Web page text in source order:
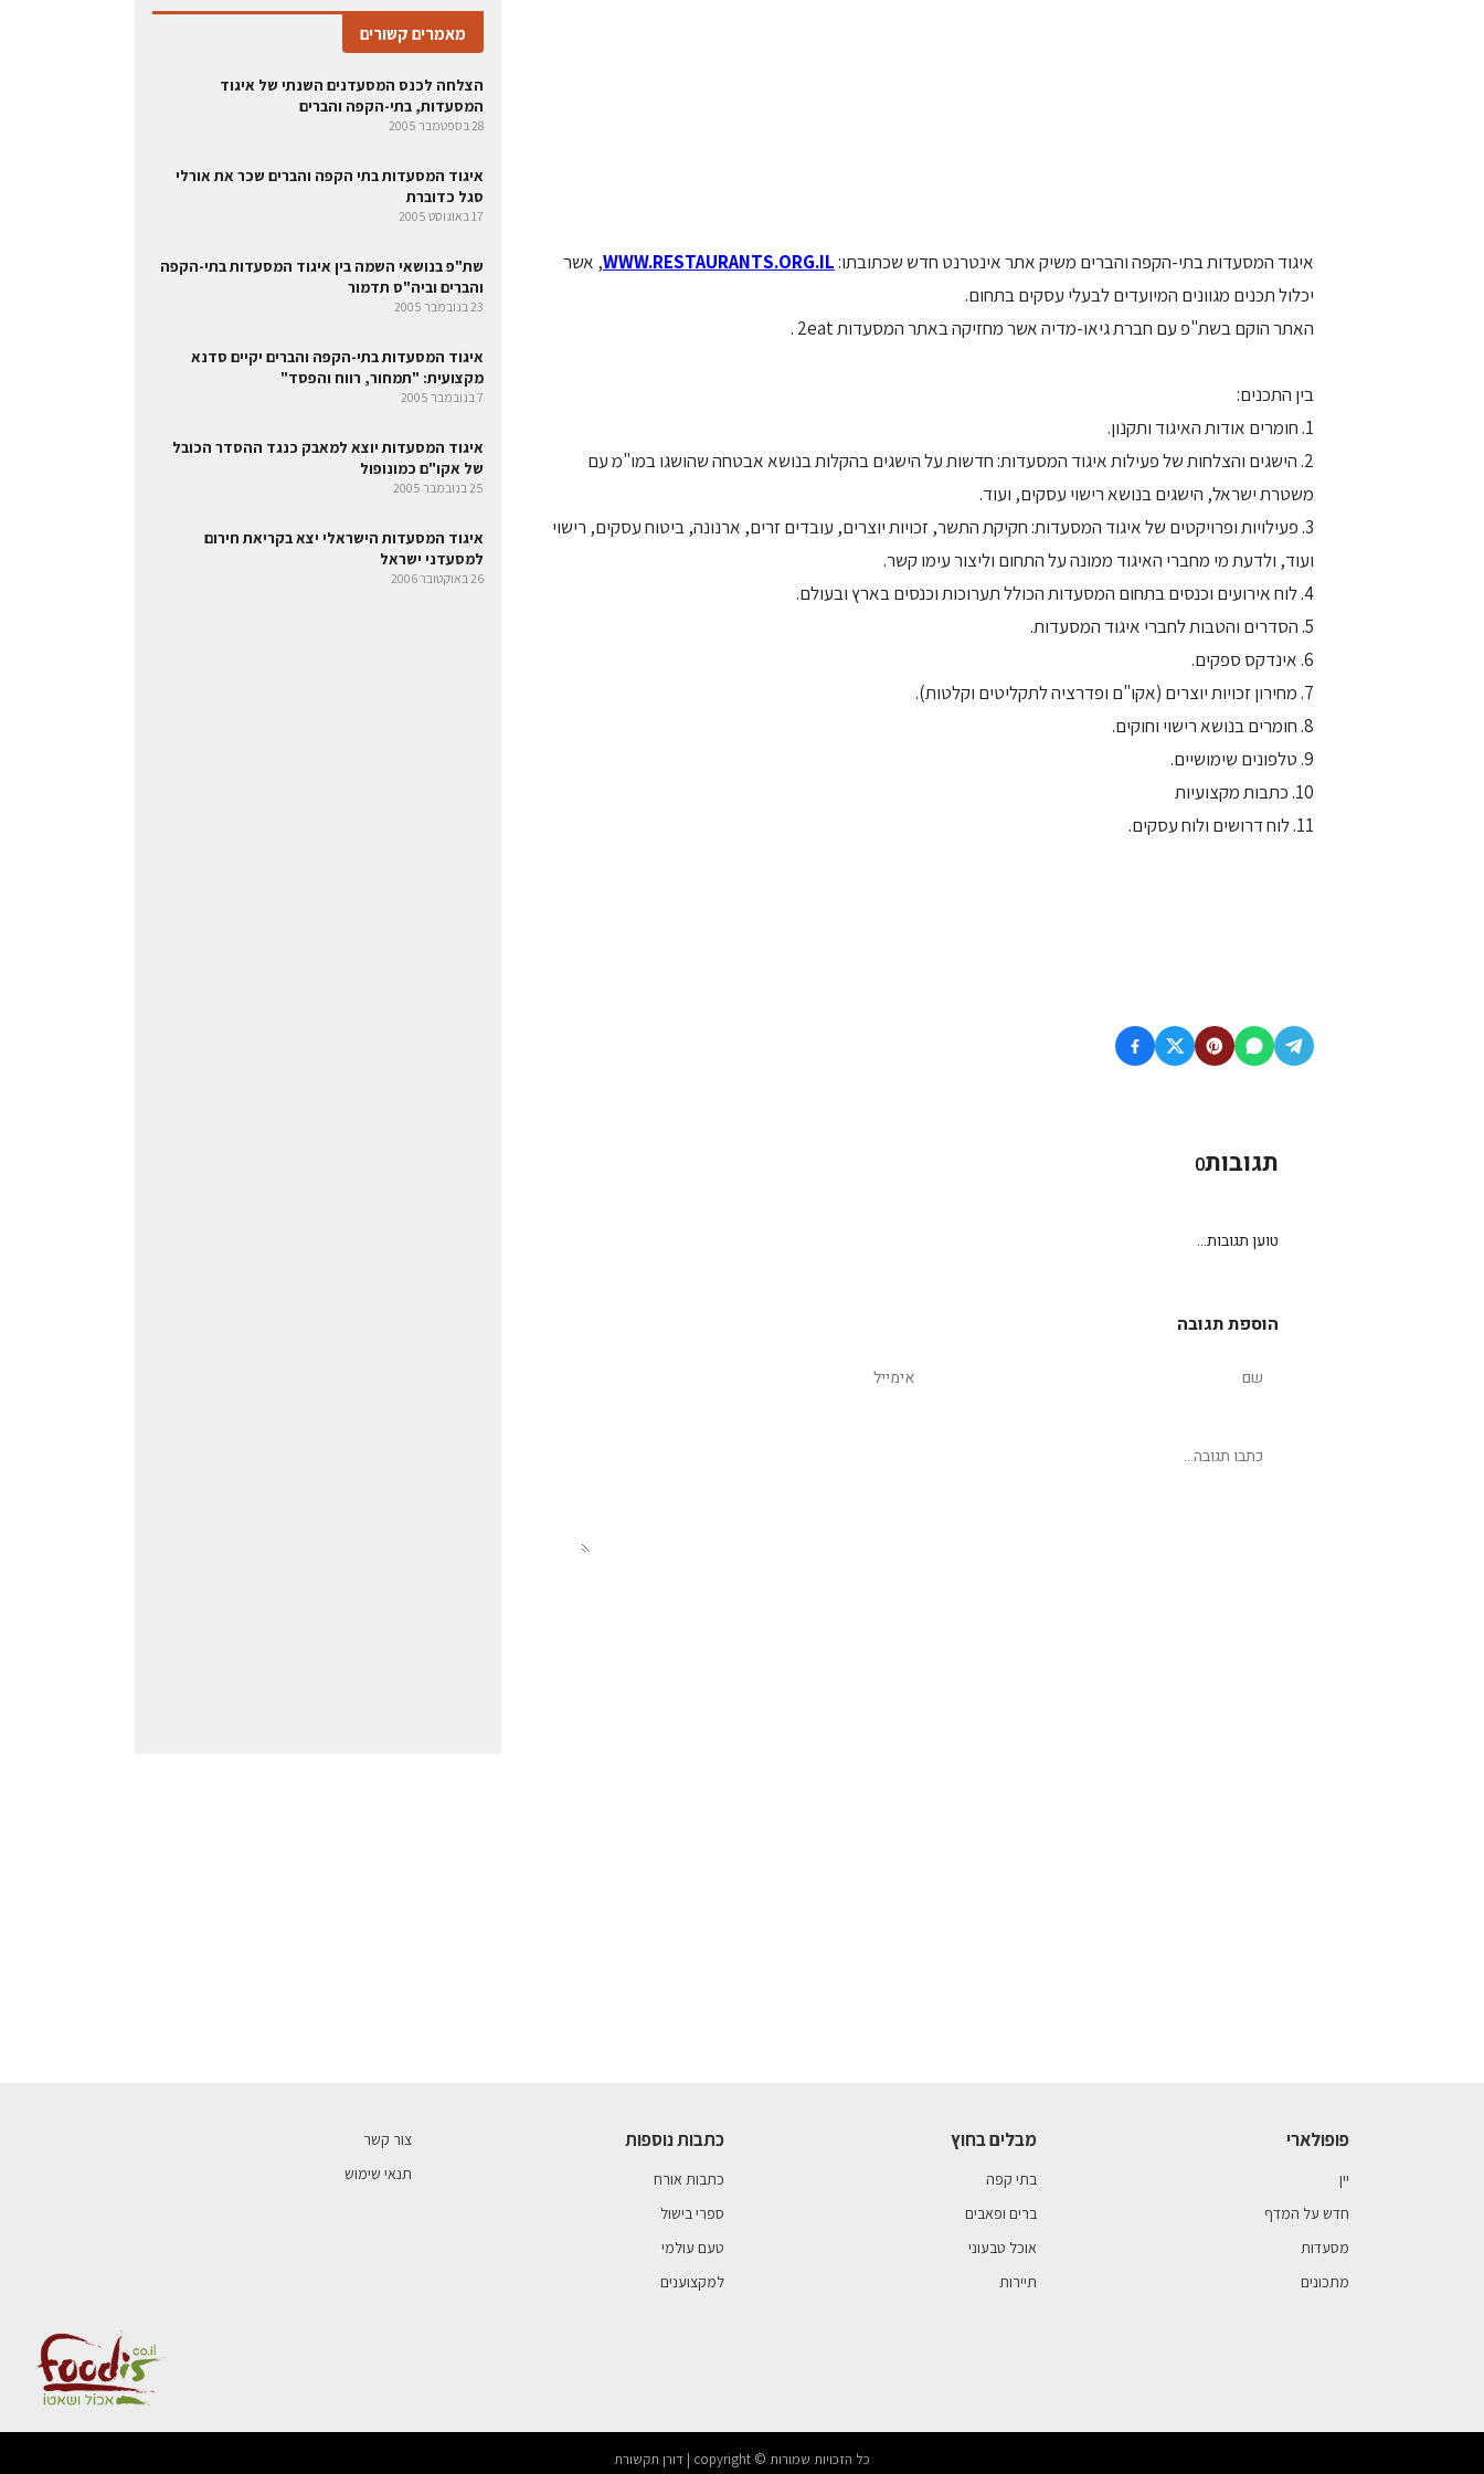
איגוד המסעדות בתי-הקפה והברים משיק אתר אינטרנט חדש שכתובתו:WWW.RESTAURANTS.ORG.IL, אשר
יכלול תכנים מגוונים המיועדים לבעלי עסקים בתחום.
האתר הוקם בשת"פ עם חברת גיאו-מדיה אשר מחזיקה באתר המסעדות 2eat .
בין התכנים:
1. חומרים אודות האיגוד ותקנון.
2. הישגים והצלחות של פעילות איגוד המסעדות: חדשות על הישגים בהקלות בנושא אבטחה שהושגו במו"מ עם
משטרת ישראל, הישגים בנושא רישוי עסקים, ועוד.
3. פעילויות ופרויקטים של איגוד המסעדות: חקיקת התשר, זכויות יוצרים, עובדים זרים, ארנונה, ביטוח עסקים, רישוי
ועוד, ולדעת מי מחברי האיגוד ממונה על התחום וליצור עימו קשר.
4. לוח אירועים וכנסים בתחום המסעדות הכולל תערוכות וכנסים בארץ ובעולם.
5. הסדרים והטבות לחברי איגוד המסעדות.
6. אינדקס ספקים.
7. מחירון זכויות יוצרים (אקו"ם ופדרציה לתקליטים וקלטות).
8. חומרים בנושא רישוי וחוקים.
9. טלפונים שימושיים.
10. כתבות מקצועיות
11. לוח דרושים ולוח עסקים.
תגובות0
טוען תגובות...
הוספת תגובה
מאמרים קשורים
הצלחה לכנס המסעדנים השנתי של איגוד
המסעדות, בתי-הקפה והברים
28 בספטמבר 2005
איגוד המסעדות בתי הקפה והברים שכר את אורלי
סגל כדוברת
17 באוגוסט 2005
שת"פ בנושאי השמה בין איגוד המסעדות בתי-הקפה
והברים וביה"ס תדמור
23 בנובמבר 2005
איגוד המסעדות בתי-הקפה והברים יקיים סדנא
מקצועית: "תמחור, רווח והפסד"
7 בנובמבר 2005
איגוד המסעדות יוצא למאבק כנגד ההסדר הכובל
של אקו"ם כמונופול
25 בנובמבר 2005
איגוד המסעדות הישראלי יצא בקריאת חירום
למסעדני ישראל
26 באוקטובר 2006
פופולארי
יין
חדש על המדף
מסעדות
מתכונים
מבלים בחוץ
בתי קפה
ברים ופאבים
אוכל טבעוני
תיירות
כתבות נוספות
כתבות אורח
ספרי בישול
טעם עולמי
למקצוענים
צור קשר
תנאי שימוש
כל הזכויות שמורות © copyright | דורן תקשורת